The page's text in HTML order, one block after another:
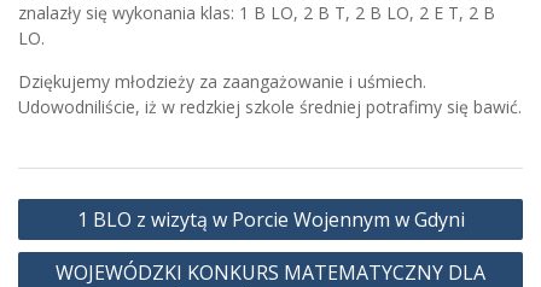
znalazły się wykonania klas: 1 B LO, 2 B T, 2 B LO, 2 E T, 2 B
LO.
Dziękujemy młodzieży za zaangażowanie i uśmiech.
Udowodniliście, iż w redzkiej szkole średniej potrafimy się bawić.
Nawigacja
wpisu
1 BLO z wizytą w Porcie Wojennym w Gdyni
WOJEWÓDZKI KONKURS MATEMATYCZNY DLA